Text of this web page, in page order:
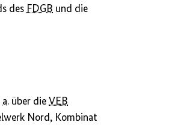
des FDGB und die
a. über dieVEB
Nord, Kombinat